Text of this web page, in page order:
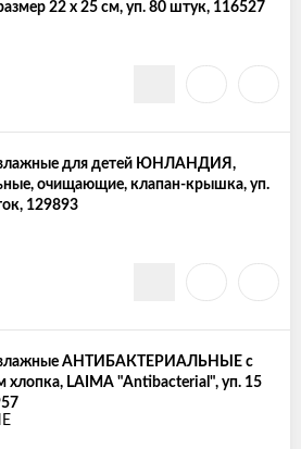
22 х 25 см, уп. 80 штук, 116527
для детей ЮНЛАНДИЯ,
очищающие, клапан-крышка, уп.
129893
влажные АНТИБАКТЕРИАЛЬНЫЕ с
хлопка, LAIMA "Antibacterial", уп. 15